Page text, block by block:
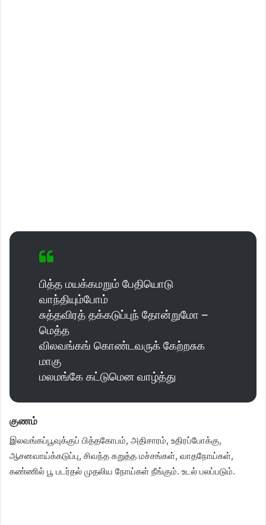
பித்த மயக்கமறும் பேதியொடு
வாந்தியும்போம்
சுத்தவிரத் தக்கடுப்புந் தோன்றுமோ –
மெத்த
விலவங்கங் கொண்டவருக் கேற்றசுக
மாகு
மலமங்கே கட்டுமென வாழ்த்து
குணம்
இலவங்கப்பூவுக்குப் பித்தகோபம், அதிசாரம், உதிரப்போக்கு,
ஆசனவாய்க்கடுப்பு, சிவந்த கறுத்த மச்சங்கள், வாதநோய்கள்,
கண்ணில் பூ படர்தல் முதலிய நோய்கள் நீங்கும். உடல் பலப்படும்.